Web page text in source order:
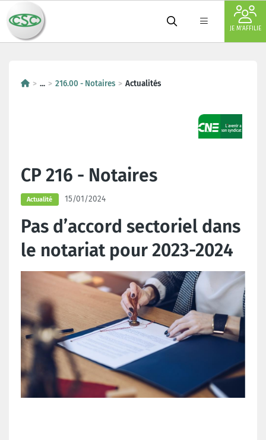
JE M'AFFILIE
... 216.00 - Notaires Actualités
CP 216 - Notaires
Actualité 15/01/2024
Pas d’accord sectoriel dans
le notariat pour 2023-2024